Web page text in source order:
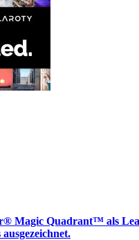
Magic Quadrant™ als